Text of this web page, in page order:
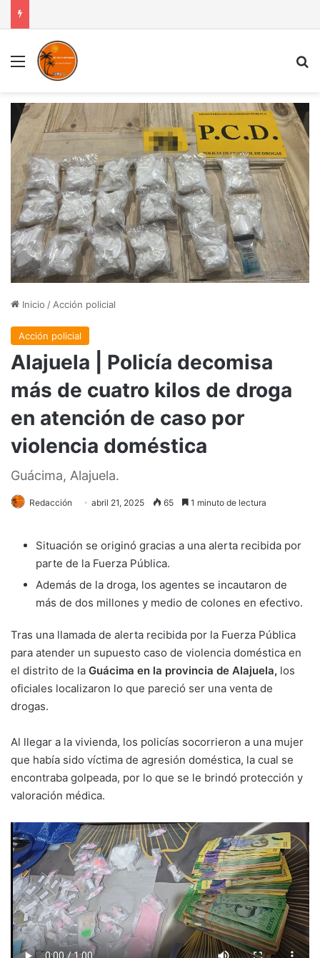
Menú
Inicio / Acción policial
Acción policial
Alajuela | Policía decomisa
más de cuatro kilos de droga
en atención de caso por
violencia doméstica
Guácima, Alajuela.
Redacción abril 21, 2025 65 1 minuto de lectura
Situación se originó gracias a una alerta recibida por
parte de la Fuerza Pública.
Además de la droga, los agentes se incautaron de
más de dos millones y medio de colones en efectivo.
Tras una llamada de alerta recibida por la Fuerza Pública
para atender un supuesto caso de violencia doméstica en
el distrito de la Guácima en la provincia de Alajuela, los
oficiales localizaron lo que pareció ser una venta de
drogas.
Al llegar a la vivienda, los policías socorrieron a una mujer
que había sido víctima de agresión doméstica, la cual se
encontraba golpeada, por lo que se le brindó protección y
valoración médica.